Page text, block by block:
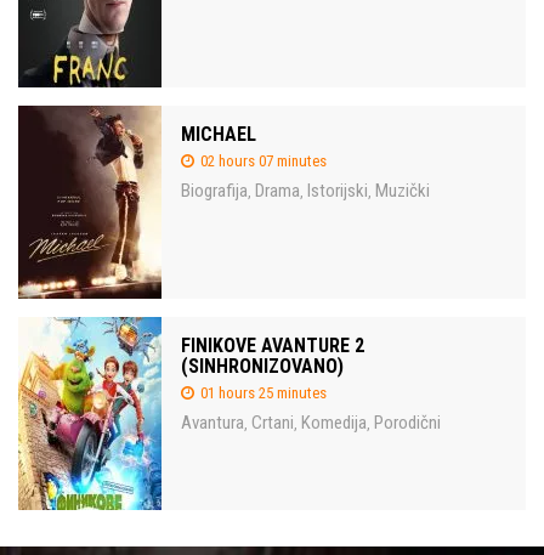
MICHAEL
02 hours 07 minutes
Biografija, Drama, Istorijski, Muzički
FINIKOVE AVANTURE 2
(SINHRONIZOVANO)
01 hours 25 minutes
Avantura, Crtani, Komedija, Porodični